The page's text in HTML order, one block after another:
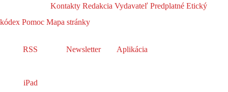
Kontakty Redakcia Vydavateľ Predplatné Etický
kódex Pomoc Mapa stránky
RSS Newsletter Aplikácia
iPad